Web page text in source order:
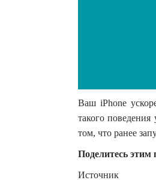
Ваш iPhone
такого
том, что ранее
Поделитесь этим
Источник